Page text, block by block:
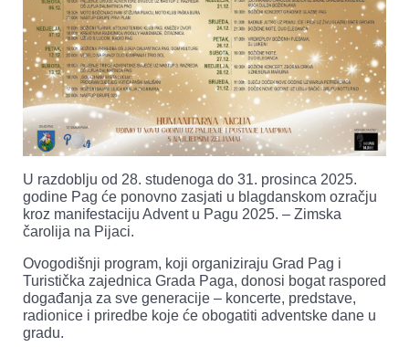
U razdoblju od 28. studenoga do 31. prosinca 2025.
godine Pag će ponovno zasjati u blagdanskom ozračju
kroz manifestaciju Advent u Pagu 2025. – Zimska
čarolija na Pijaci.
Ovogodišnji program, koji organiziraju Grad Pag i
Turistička zajednica Grada Paga, donosi bogat raspored
događanja za sve generacije – koncerte, predstave,
radionice i priredbe koje će obogatiti adventske dane u
gradu.